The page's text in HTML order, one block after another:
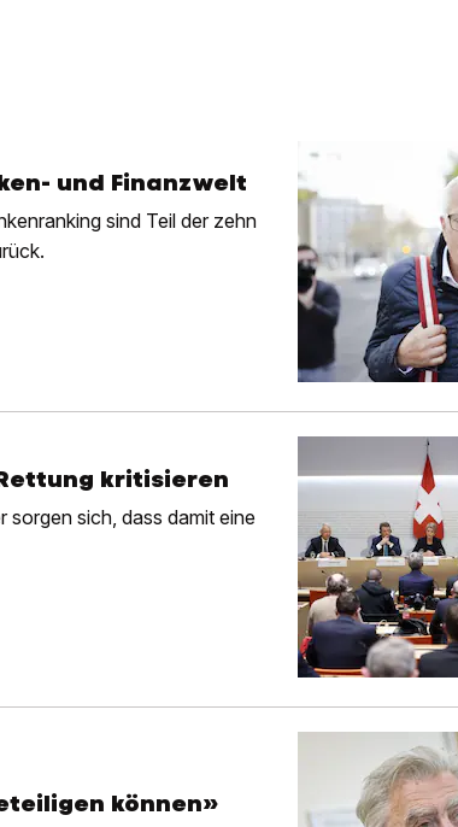
und Finanzwelt
sind Teil der zehn
kritisieren
sich, dass damit eine
können»